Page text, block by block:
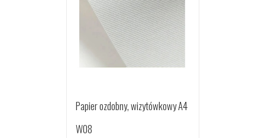
Papier ozdobny, wizytówkowy A4
W08